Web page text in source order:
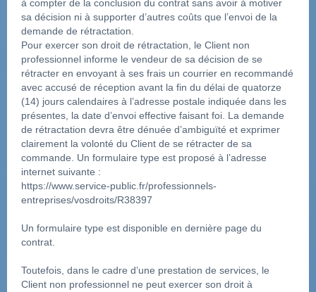
à compter de la conclusion du contrat sans avoir à motiver
sa décision ni à supporter d’autres coûts que l’envoi de la
demande de rétractation.
Pour exercer son droit de rétractation, le Client non
professionnel informe le vendeur de sa décision de se
rétracter en envoyant à ses frais un courrier en recommandé
avec accusé de réception avant la fin du délai de quatorze
(14) jours calendaires à l’adresse postale indiquée dans les
présentes, la date d’envoi effective faisant foi. La demande
de rétractation devra être dénuée d’ambiguïté et exprimer
clairement la volonté du Client de se rétracter de sa
commande. Un formulaire type est proposé à l’adresse
internet suivante :
https://www.service-public.fr/professionnels-
entreprises/vosdroits/R38397
Un formulaire type est disponible en dernière page du
contrat.
Toutefois, dans le cadre d’une prestation de services, le
Client non professionnel ne peut exercer son droit à